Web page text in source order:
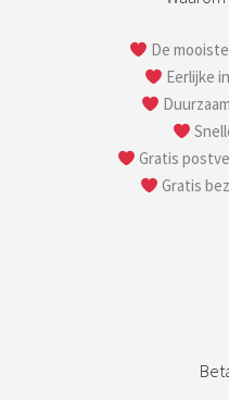
De
Eerlijke
Gratis
Gratis